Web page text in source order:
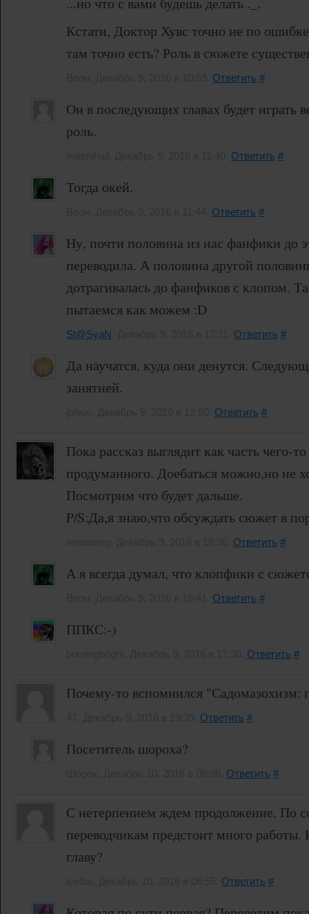
Кстати, Доктор Хувс точно не по
там точно есть? Роль в сюжете
Ответить #
Он в последующих главах будет играть
роль.
Ответить #
Тогда окей.
Ответить #
Ну, почти половина из нас фанфики до
переводила. А половина другой
дотрагивалась до фанфиков с клопом.
пытаемся как можем :D
St@SyaN Ответить #
Да научатся, куда они денутся.
занятней.
Ответить #
Пока рассказ выглядит как часть чего-
продуманного. Доебаться можно,но не
Посмотрим что будет дальше.
P/S:Да,я знаю,что обсуждать сюжет в
Ответить #
А я всегда думал, что клопфики с
Ответить #
ППКС:-)
Ответить #
Почему-то вспомнился "Садомазохизм:
Ответить #
Посетитель шороха?
Ответить #
С нетерпением ждем продолжение. По
переводчикам предстоит много
главу?
Ответить #